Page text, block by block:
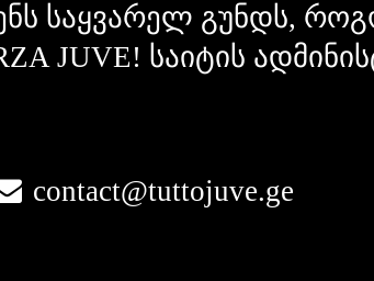
საყვარელ გუნდს,
JUVE! საიტის
contact@tuttojuve.ge